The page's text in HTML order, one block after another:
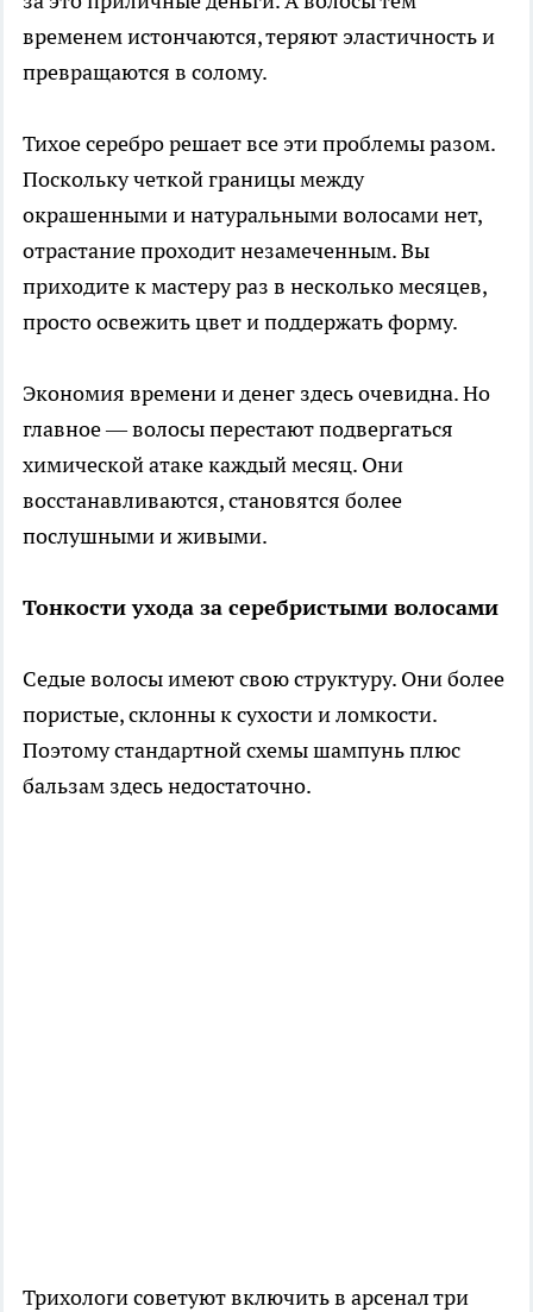
временем истончаются, теряют эластичность и
превращаются в солому.
Тихое серебро решает все эти проблемы разом.
Поскольку четкой границы между
окрашенными и натуральными волосами нет,
отрастание проходит незамеченным. Вы
приходите к мастеру раз в несколько месяцев,
просто освежить цвет и поддержать форму.
Экономия времени и денег здесь очевидна. Но
главное — волосы перестают подвергаться
химической атаке каждый месяц. Они
восстанавливаются, становятся более
послушными и живыми.
Тонкости ухода за серебристыми волосами
Седые волосы имеют свою структуру. Они более
пористые, склонны к сухости и ломкости.
Поэтому стандартной схемы шампунь плюс
бальзам здесь недостаточно.
Трихологи советуют включить в арсенал три